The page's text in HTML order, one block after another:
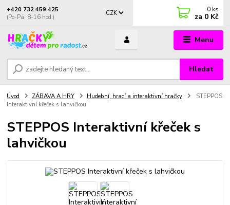
Menu
CZK
Hledat
+420 732 459 425
(Po-Pá, 8-16 hod.)
0 ks
za 0 Kč
Úvod ZÁBAVA A HRY Hudební, hrací a interaktivní hračky
STEPPOS
Interaktivní křeček s lahvičkou
STEPPOS Interaktivní křeček s
lahvičkou